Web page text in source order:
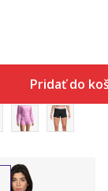
Pridať do